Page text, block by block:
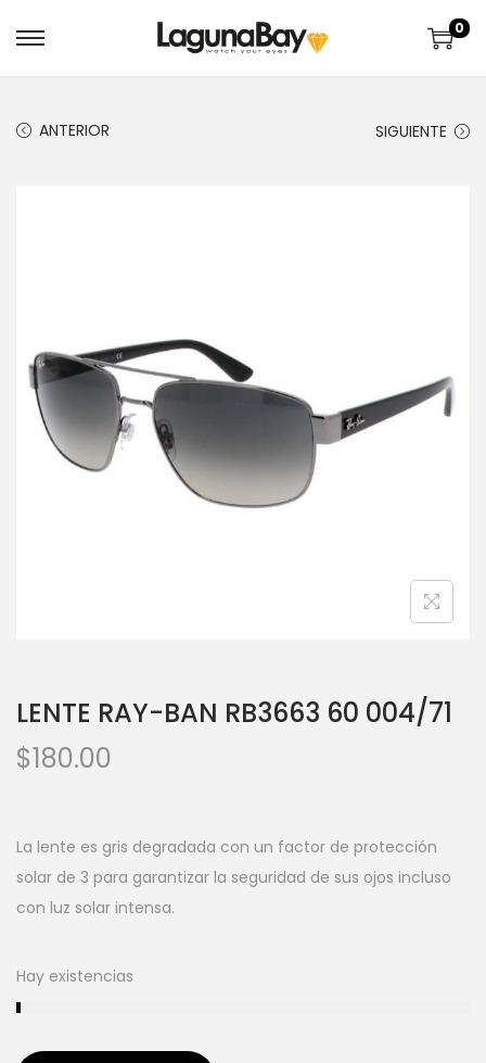
0
ANTERIOR SIGUIENTE
LENTE RAY-BAN RB3663 60 004/71
$180.00
La lente es gris degradada con un factor de protección
solar de 3 para garantizar la seguridad de sus ojos incluso
con luz solar intensa.
Hay existencias